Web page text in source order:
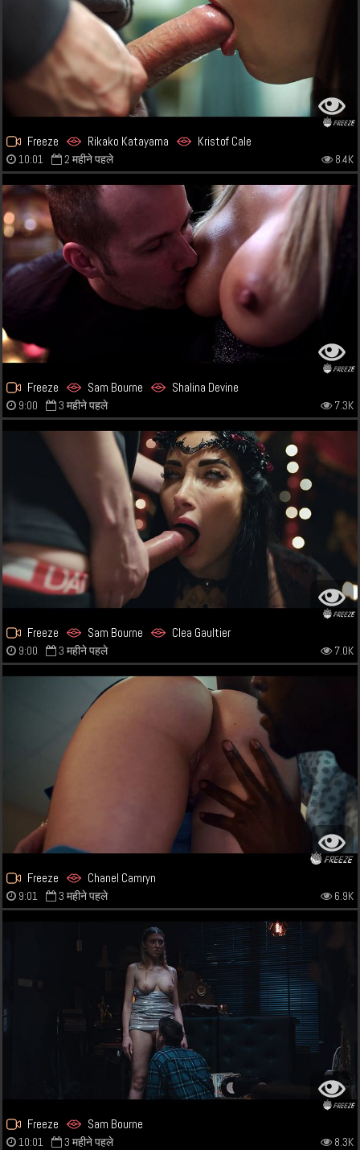
Freeze Rikako Katayama Kristof Cale
10:01 2 महीने पहले 8.4K
Freeze Sam Bourne Shalina Devine
9:00 3 महीने पहले 7.3K
Freeze Sam Bourne Clea Gaultier
9:00 3 महीने पहले 7.0K
Freeze Chanel Camryn
9:01 3 महीने पहले 6.9K
Freeze Sam Bourne
10:01 3 महीने पहले 8.3K